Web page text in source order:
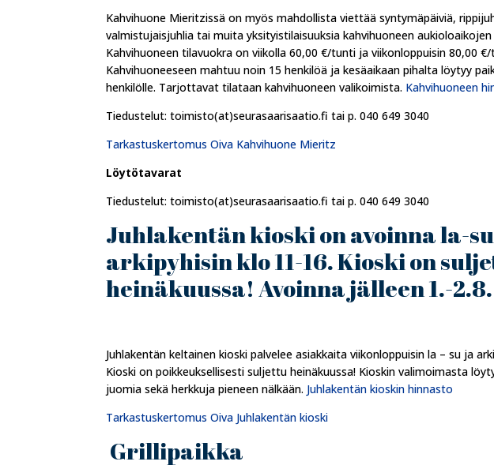
Kahvihuone Mieritzissä on myös mahdollista viettää syntymäpäiviä,
valmistujaisjuhlia tai muita yksityistilaisuuksia kahvihuoneen aukioloaikojen
Kahvihuoneen tilavuokra on viikolla 60,00 €/tunti ja viikonloppuisin 80,00
Kahvihuoneeseen mahtuu noin 15 henkilöä ja kesäaikaan pihalta löytyy
henkilölle. Tarjottavat tilataan kahvihuoneen valikoimista. Kahvihuoneen
Tiedustelut: toimisto(at)seurasaarisaatio.fi tai p. 040 649 3040
Tarkastuskertomus Oiva Kahvihuone Mieritz
Löytötavarat
Tiedustelut: toimisto(at)seurasaarisaatio.fi tai p. 040 649 3040
Juhlakentän kioski on avoinna la-
arkipyhisin klo 11-16. Kioski on
heinäkuussa! Avoinna jälleen 1.-2.8.
Juhlakentän keltainen kioski palvelee asiakkaita viikonloppuisin la – su ja
Kioski on poikkeuksellisesti suljettu heinäkuussa! Kioskin valimoimasta
juomia sekä herkkuja pieneen nälkään. Juhlakentän kioskin hinnasto
Tarkastuskertomus Oiva Juhlakentän kioski
Grillipaikka